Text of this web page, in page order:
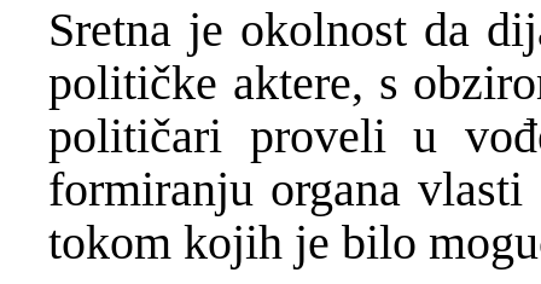
Sretna je okolnost da
političke aktere, s
političari proveli u
formiranju organa
tokom kojih je bilo